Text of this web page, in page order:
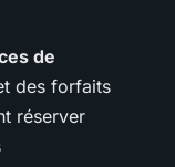
de
des forfaits
réserver